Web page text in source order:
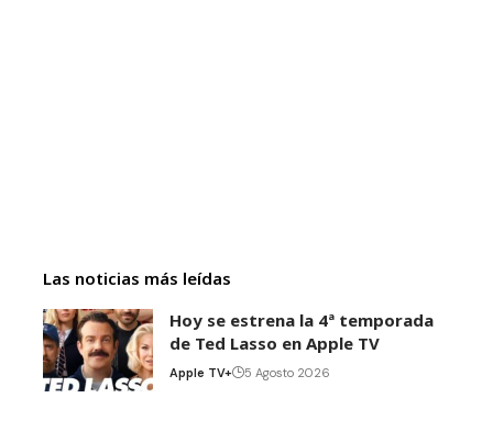
Las noticias más leídas
Hoy se estrena la 4ª temporada
de Ted Lasso en Apple TV
Apple TV+ 5 Agosto 2026